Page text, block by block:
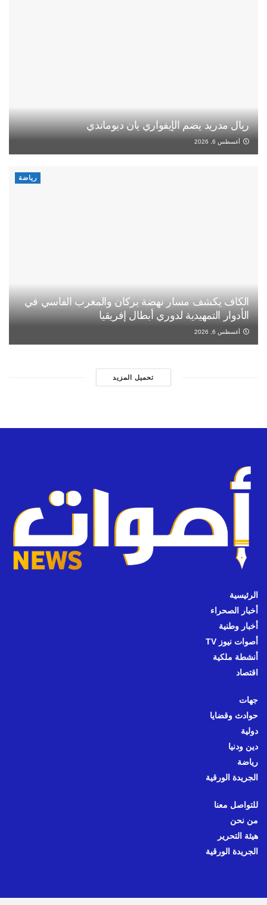
ريال مدريد يضم الإيفواري يان ديوماندي
أغسطس 6, 2026
رياضة
الكاف يكشف مسار نهضة بركان والمغرب الفاسي في
الأدوار التمهيدية لدوري أبطال إفريقيا
أغسطس 6, 2026
تحميل المزيد
الرئيسية
أخبار الصحراء
أخبار وطنية
أصوات نيوز TV
أنشطة ملكية
اقتصاد
جهات
حوادث وقضايا
دولية
دين ودنيا
رياضة
الجريدة الورقية
للتواصل معنا
من نحن
هيئة التحرير
الجريدة الورقية